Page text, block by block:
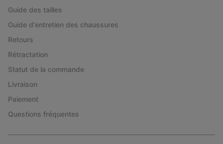
Guide des tailles
Guide d'entretien des chaussures
Retours
Rétractation
Statut de la commande
Livraison
Paiement
Questions fréquentes